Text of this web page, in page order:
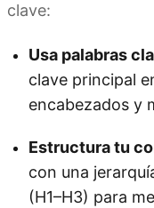
clave:
Usa palabras
clave principal
encabezados y
Estructura tu
con una
(H1–H3) para